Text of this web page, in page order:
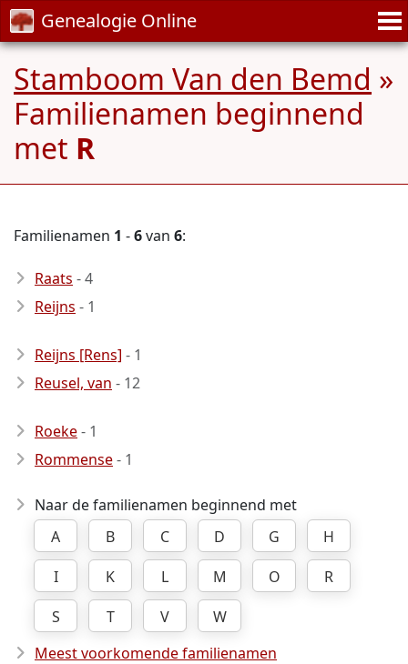
Genealogie Online
Stamboom Van den Bemd »
Familienamen beginnend
met R
Familienamen 1 -6van 6:
Raats - 4
Reijns - 1
Reijns [Rens] - 1
Reusel, van - 12
Roeke- 1
Rommense- 1
Naar de familienamen beginnend met
A
B C D G
H
I
K L M O
R
S
T V
W
Meest voorkomende familienamen